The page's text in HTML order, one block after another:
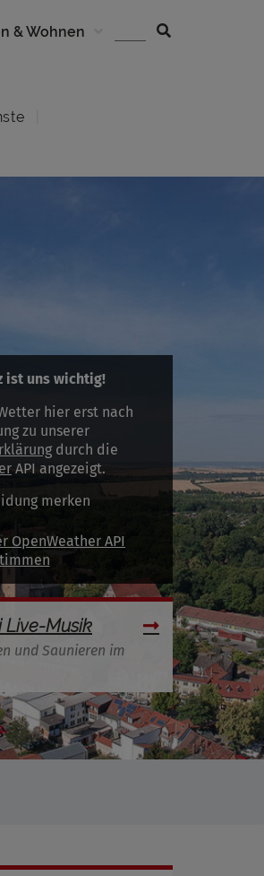
& Wohnen
ist uns wichtig!
hier erst nach
zu unserer
durch die
API angezeigt.
merken
OpenWeather API
Musik
und Saunieren im